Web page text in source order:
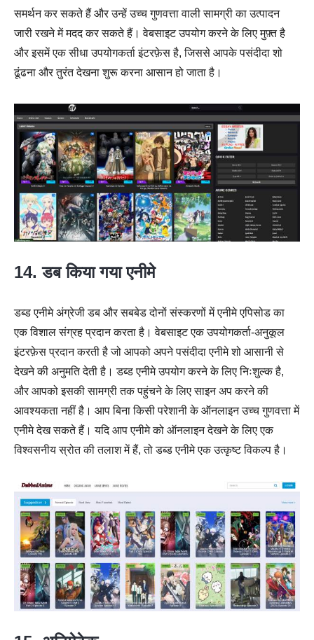
समर्थन कर सकते हैं और उन्हें उच्च गुणवत्ता वाली सामग्री का उत्पादन
जारी रखने में मदद कर सकते हैं। वेबसाइट उपयोग करने के लिए मुफ़्त है
और इसमें एक सीधा उपयोगकर्ता इंटरफ़ेस है, जिससे आपके पसंदीदा शो
ढूंढना और तुरंत देखना शुरू करना आसान हो जाता है।
14. डब किया गया एनीमे
डब्ड एनीमे अंग्रेजी डब और सबबेड दोनों संस्करणों में एनीमे एपिसोड का
एक विशाल संग्रह प्रदान करता है। वेबसाइट एक उपयोगकर्ता-अनुकूल
इंटरफ़ेस प्रदान करती है जो आपको अपने पसंदीदा एनीमे शो आसानी से
देखने की अनुमति देती है। डब्ड एनीमे उपयोग करने के लिए निःशुल्क है,
और आपको इसकी सामग्री तक पहुंचने के लिए साइन अप करने की
आवश्यकता नहीं है। आप बिना किसी परेशानी के ऑनलाइन उच्च गुणवत्ता में
एनीमे देख सकते हैं। यदि आप एनीमे को ऑनलाइन देखने के लिए एक
विश्वसनीय स्रोत की तलाश में हैं, तो डब्ड एनीमे एक उत्कृष्ट विकल्प है।